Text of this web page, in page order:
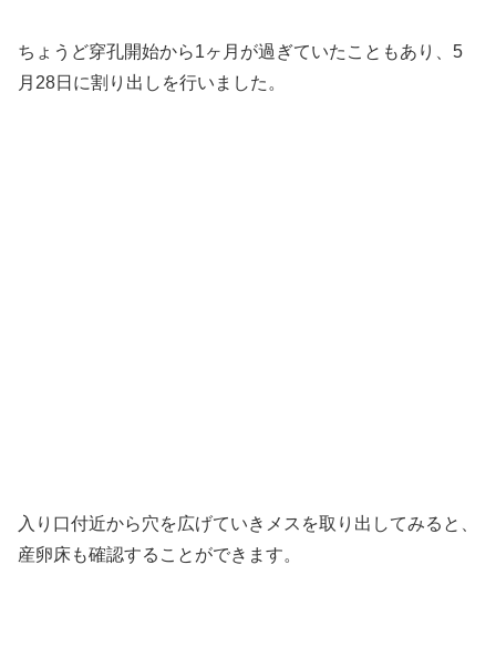
ちょうど穿孔開始から1ヶ月が過ぎていたこともあり、5
月28日に割り出しを行いました。
入り口付近から穴を広げていきメスを取り出してみると、
産卵床も確認することができます。